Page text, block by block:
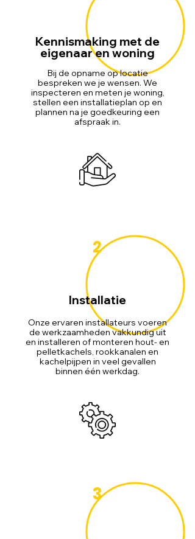
Kennismaking met de
eigenaar en woning
Bij de opname op locatie
bespreken we je wensen. We
inspecteren en meten je woning,
stellen een installatieplan op en
plannen na je goedkeuring een
afspraak in.
2
Installatie
Onze ervaren installateurs voeren
de werkzaamheden vakkundig uit
en installeren of monteren hout- en
pelletkachels, rookkanalen en
kachelpijpen in veel gevallen
binnen één werkdag.
3